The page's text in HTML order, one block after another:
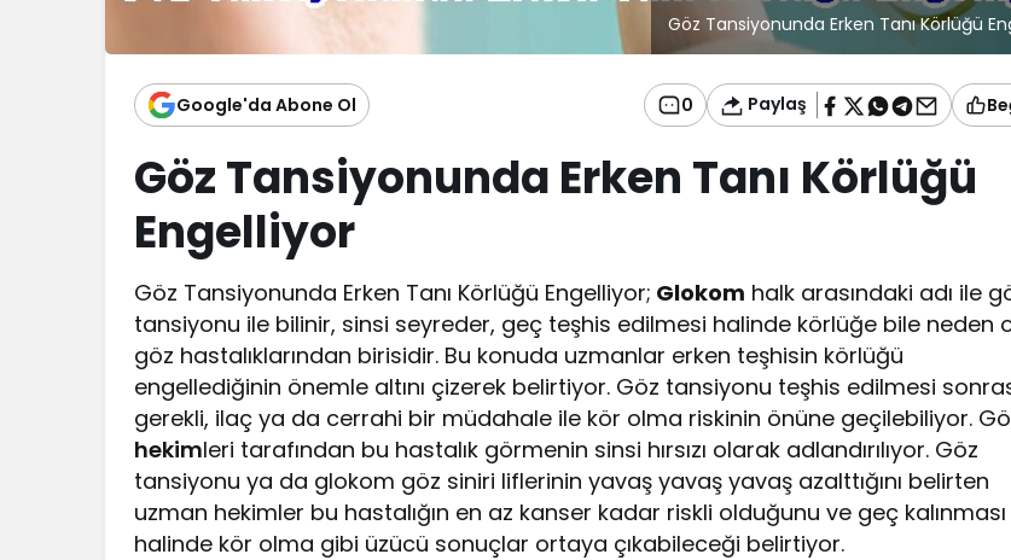
Göz Tansiyonunda Erken Tanı Körlüğü
Google'da Abone Ol 0 Paylaş
Göz Tansiyonunda Erken Tanı Körlüğü
Engelliyor
Göz Tansiyonunda Erken Tanı Körlüğü Engelliyor; Glokom halk arasındaki adı ile
tansiyonu ile bilinir, sinsi seyreder, geç teşhis edilmesi halinde körlüğe bile neden
göz hastalıklarından birisidir. Bu konuda uzmanlar erken teşhisin körlüğü
engellediğinin önemle altını çizerek belirtiyor. Göz tansiyonu teşhis edilmesi
gerekli, ilaç ya da cerrahi bir müdahale ile kör olma riskinin önüne geçilebiliyor.
hekimleri tarafından bu hastalık görmenin sinsi hırsızı olarak adlandırılıyor. Göz
tansiyonu ya da glokom göz siniri liflerinin yavaş yavaş yavaş azalttığını belirten
uzman hekimler bu hastalığın en az kanser kadar riskli olduğunu ve geç kalınması
halinde kör olma gibi üzücü sonuçlar ortaya çıkabileceği belirtiyor.